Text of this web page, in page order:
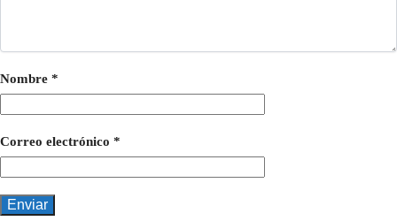
Nombre *
Correo electrónico *